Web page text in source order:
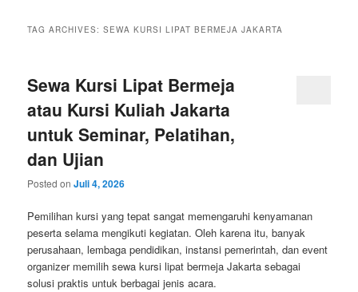
TAG ARCHIVES:SEWA KURSI LIPAT BERMEJA JAKARTA
Sewa Kursi Lipat Bermeja
atau Kursi Kuliah Jakarta
untuk Seminar, Pelatihan,
dan Ujian
Posted onJuli 4, 2026
Pemilihan kursi yang tepat sangat memengaruhi kenyamanan
peserta selama mengikuti kegiatan. Oleh karena itu, banyak
perusahaan, lembaga pendidikan, instansi pemerintah, dan event
organizer memilih sewa kursi lipat bermeja Jakarta sebagai
solusi praktis untuk berbagai jenis acara.